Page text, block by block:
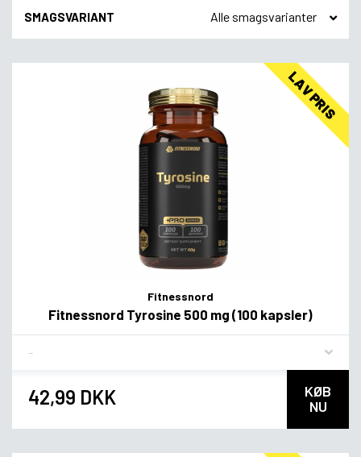
SMAGSVARIANT
LAV PRIS
Fitnessnord
Fitnessnord Tyrosine 500 mg (100 kapsler)
42,99 DKK
KØB
NU